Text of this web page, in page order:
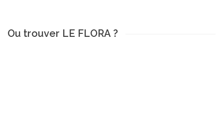
Ou trouver LE FLORA ?